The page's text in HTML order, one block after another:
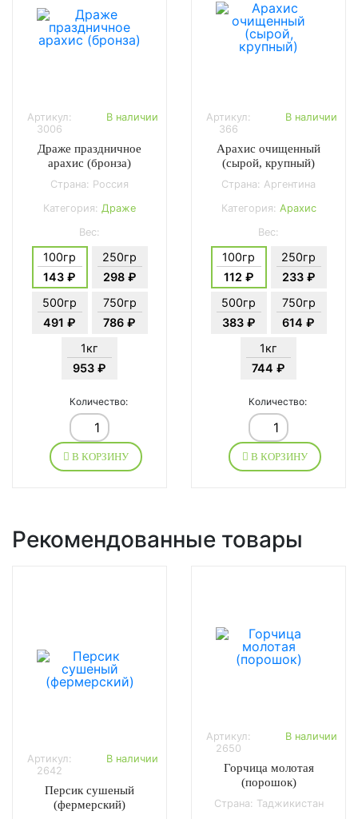
Артикул:
3006
В наличии
Драже праздничное
арахис (бронза)
Страна: Россия
Категория: Драже
Вес:
100гр
143 ₽
250гр
298 ₽
500гр
491 ₽
750гр
786 ₽
1кг
953 ₽
Количество:
В КОРЗИНУ
Артикул:
366
В наличии
Арахис очищенный
(сырой, крупный)
Страна: Аргентина
Категория: Арахис
Вес:
100гр
112 ₽
250гр
233 ₽
500гр
383 ₽
750гр
614 ₽
1кг
744 ₽
Количество:
В КОРЗИНУ
Рекомендованные товары
Артикул:
2642
В наличии
Персик сушеный
(фермерский)
Артикул:
2650
В наличии
Горчица молотая
(порошок)
Страна: Таджикистан